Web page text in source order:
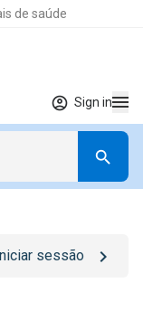
de saúde
Sign in
sessão